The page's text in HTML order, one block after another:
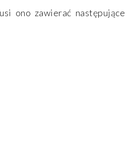
ono zawierać następujące